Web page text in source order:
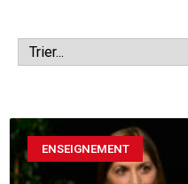
ENSEIGNEMENT